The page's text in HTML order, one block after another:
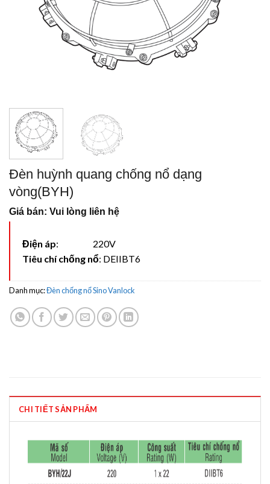
Đèn huỳnh quang chống nổ dạng
vòng(BYH)
Giá bán: Vui lòng liên hệ
Điện áp: 220V
Tiêu chí chống nổ: DEIIBT6
Danh mục:Đèn chống nổ Sino Vanlock
CHI TIẾT SẢN PHẨM